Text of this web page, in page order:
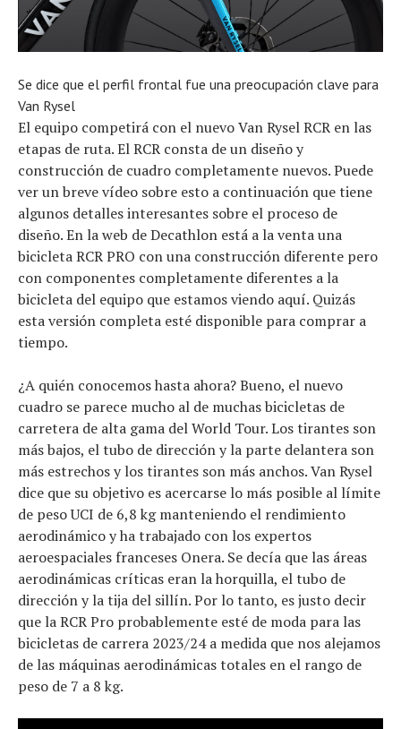
Se dice que el perfil frontal fue una preocupación clave para
Van Rysel
El equipo competirá con el nuevo Van Rysel RCR en las
etapas de ruta. El RCR consta de un diseño y
construcción de cuadro completamente nuevos. Puede
ver un breve vídeo sobre esto a continuación que tiene
algunos detalles interesantes sobre el proceso de
diseño. En la web de Decathlon está a la venta una
bicicleta RCR PRO con una construcción diferente pero
con componentes completamente diferentes a la
bicicleta del equipo que estamos viendo aquí. Quizás
esta versión completa esté disponible para comprar a
tiempo.
¿A quién conocemos hasta ahora? Bueno, el nuevo
cuadro se parece mucho al de muchas bicicletas de
carretera de alta gama del World Tour. Los tirantes son
más bajos, el tubo de dirección y la parte delantera son
más estrechos y los tirantes son más anchos. Van Rysel
dice que su objetivo es acercarse lo más posible al límite
de peso UCI de 6,8 kg manteniendo el rendimiento
aerodinámico y ha trabajado con los expertos
aeroespaciales franceses Onera. Se decía que las áreas
aerodinámicas críticas eran la horquilla, el tubo de
dirección y la tija del sillín. Por lo tanto, es justo decir
que la RCR Pro probablemente esté de moda para las
bicicletas de carrera 2023/24 a medida que nos alejamos
de las máquinas aerodinámicas totales en el rango de
peso de 7 a 8 kg.
Noticias
Tecnologías
Revisión de productos
Consejo
Tendencias
Artículos
El equipo